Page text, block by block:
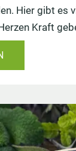
Hier gibt es
Kraft